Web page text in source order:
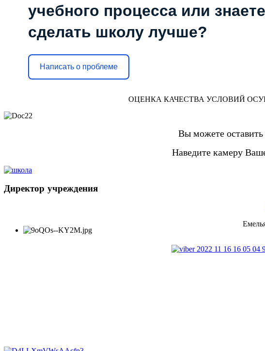
учебного процесса или
сделать школу лучше?
Написать о проблеме
ОЦЕНКА КАЧЕСТВА УСЛОВИЙ
Вы можете
Наведите камеру
Директор учреждения